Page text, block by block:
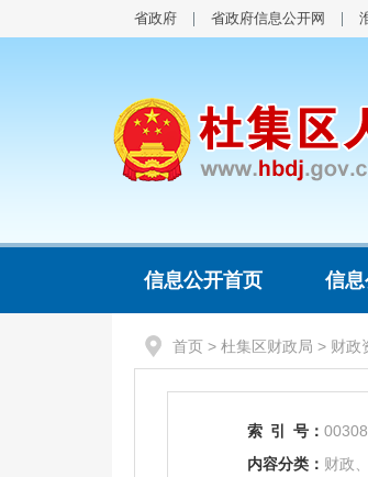
省政府 省政府信息公开网
信息公开首页 信
首页 > 杜集区财政局 > 财政
索 引 号：
内容分类： 财政